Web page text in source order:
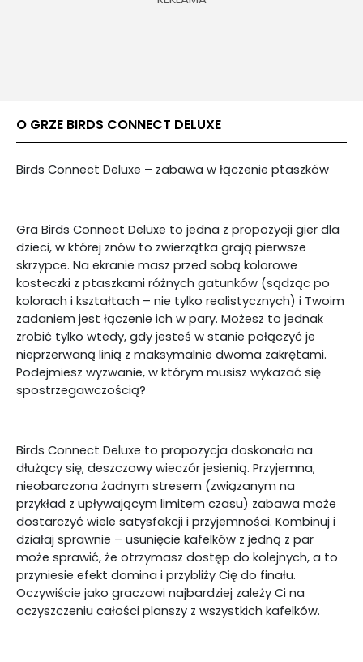
O GRZE BIRDS CONNECT DELUXE
Birds Connect Deluxe – zabawa w łączenie ptaszków
Gra Birds Connect Deluxe to jedna z propozycji gier dla
dzieci, w której znów to zwierzątka grają pierwsze
skrzypce. Na ekranie masz przed sobą kolorowe
kosteczki z ptaszkami różnych gatunków (sądząc po
kolorach i kształtach – nie tylko realistycznych) i Twoim
zadaniem jest łączenie ich w pary. Możesz to jednak
zrobić tylko wtedy, gdy jesteś w stanie połączyć je
nieprzerwaną linią z maksymalnie dwoma zakrętami.
Podejmiesz wyzwanie, w którym musisz wykazać się
spostrzegawczością?
Birds Connect Deluxe to propozycja doskonała na
dłużący się, deszczowy wieczór jesienią. Przyjemna,
nieobarczona żadnym stresem (związanym na
przykład z upływającym limitem czasu) zabawa może
dostarczyć wiele satysfakcji i przyjemności. Kombinuj i
działaj sprawnie – usunięcie kafelków z jedną z par
może sprawić, że otrzymasz dostęp do kolejnych, a to
przyniesie efekt domina i przybliży Cię do finału.
Oczywiście jako graczowi najbardziej zależy Ci na
oczyszczeniu całości planszy z wszystkich kafelków.